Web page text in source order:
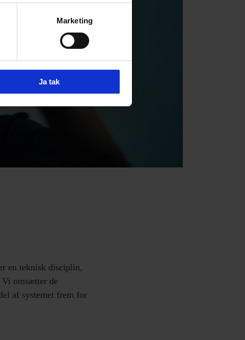
Marketing
Ja tak
en teknisk disciplin,
omsætter de
af systemet frem for